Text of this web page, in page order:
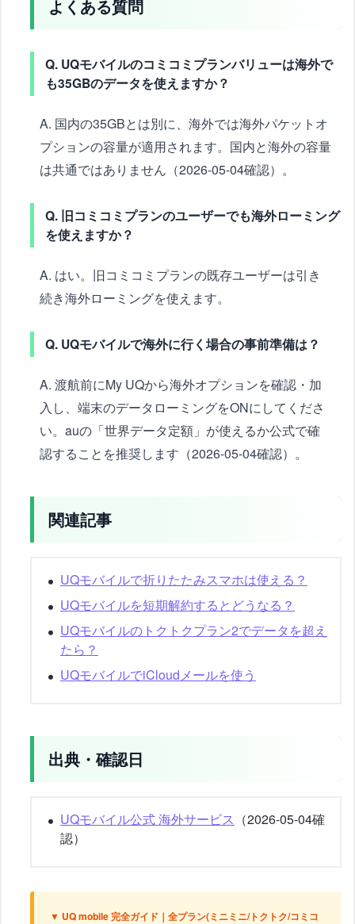
よくある質問
Q. UQモバイルのコミコミプランバリューは海外で
も35GBのデータを使えますか？
A. 国内の35GBとは別に、海外では海外パケットオ
プションの容量が適用されます。国内と海外の容量
は共通ではありません（2026-05-04確認）。
Q. 旧コミコミプランのユーザーでも海外ローミング
を使えますか？
A. はい。旧コミコミプランの既存ユーザーは引き
続き海外ローミングを使えます。
Q. UQモバイルで海外に行く場合の事前準備は？
A. 渡航前にMy UQから海外オプションを確認・加
入し、端末のデータローミングをONにしてくださ
い。auの「世界データ定額」が使えるか公式で確
認することを推奨します（2026-05-04確認）。
関連記事
UQモバイルで折りたたみスマホは使える？
UQモバイルを短期解約するとどうなる？
UQモバイルのトクトクプラン2でデータを超え
たら？
UQモバイルでiCloudメールを使う
出典・確認日
UQモバイル公式 海外サービス （2026-05-04確
認）
▼ UQ mobile 完全ガイド｜全プラン(ミニミニ/トクトク/コミコ